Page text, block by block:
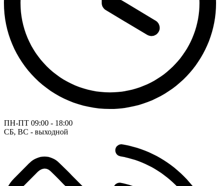
ПН-ПТ 09:00 - 18:00
СБ, ВС - выходной